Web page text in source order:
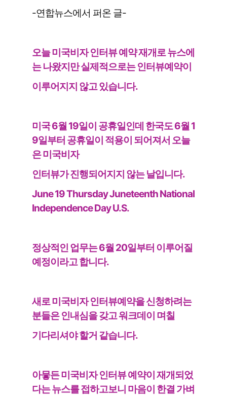
-연합뉴스에서 퍼온 글-
오늘 미국비자 인터뷰 예약 재개로 뉴스에
는 나왔지만 실제적으로는 인터뷰예약이
이루어지지 않고 있습니다.
미국 6월 19일이 공휴일인데 한국도 6월 1
9일부터 공휴일이 적용이 되어져서 오늘
은 미국비자
인터뷰가 진행되어지지 않는 날입니다.
June 19 Thursday Juneteenth National
Independence Day U.S.
정상적인 업무는 6월 20일부터 이루어질
예정이라고 합니다.
새로 미국비자 인터뷰예약을 신청하려는
분들은 인내심을 갖고 워크데이 며칠
기다리셔야 할거 같습니다.
아뭏든 미국비자 인터뷰 예약이 재개되었
다는 뉴스를 접하고보니 마음이 한결 가벼